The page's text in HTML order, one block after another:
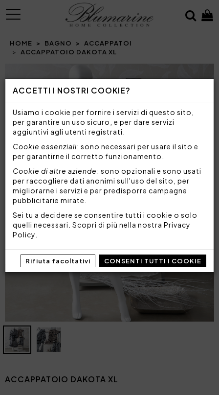
ACCETTI I NOSTRI COOKIE?
Usiamo i cookie per fornire i servizi di questo sito,
per garantire un uso sicuro, e per dare servizi
aggiuntivi agli utenti registrati.
Cookie essenziali: sono necessari per usare il sito e
per garantirne il corretto funzionamento.
Cookie di altre aziende: sono opzionali e sono usati
per raccogliere dati anonimi sull'uso del sito, per
migliorarne i servizi e per predisporre campagne
pubblicitarie mirate.
Sei tu a decidere se consentire tutti i cookie o solo
quelli necessari. Scopri di più nella nostra Privacy
Policy
Rifiuta facoltativi CONSENTI TUTTI I COOKIE
MENU
HOME BAGNO
ACCAPPATOI
ACCAPPATOIO DAKOTA XL
Prev
ACCAPPATOIO DAKOTA XL